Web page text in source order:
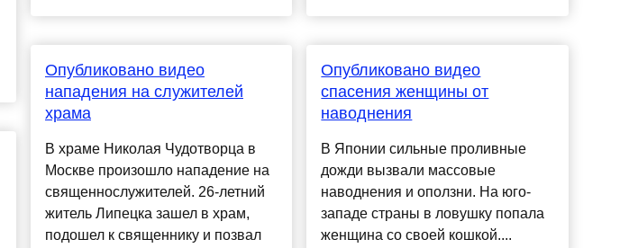
Опубликовано видео
нападения на служителей
храма
В храме Николая Чудотворца в
Москве произошло нападение на
священнослужителей. 26-летний
житель Липецка зашел в храм,
подошел к священнику и позвал
Опубликовано видео
спасения женщины от
наводнения
В Японии сильные проливные
дожди вызвали массовые
наводнения и оползни. На юго-
западе страны в ловушку попала
женщина со своей кошкой....